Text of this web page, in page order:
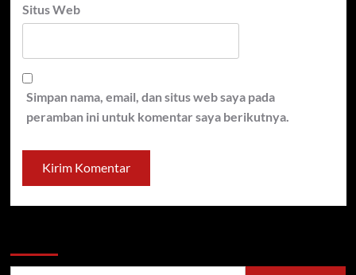
Situs Web
Simpan nama, email, dan situs web saya pada
peramban ini untuk komentar saya berikutnya.